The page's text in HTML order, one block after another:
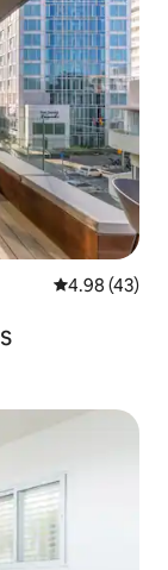
Calificación
4.98 (43)